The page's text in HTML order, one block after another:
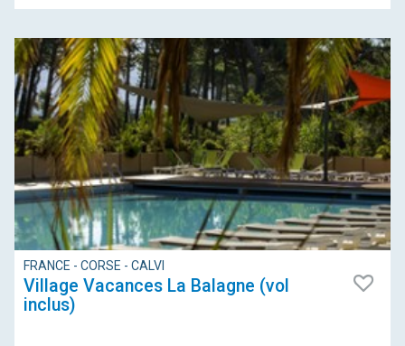
FRANCE - CORSE - CALVI
Village Vacances La Balagne (vol
inclus)